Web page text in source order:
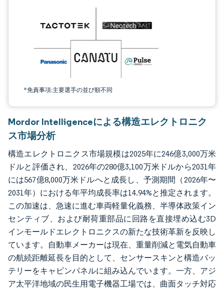
*免責事項:主要選手の並び順不同
Mordor Intelligenceによる構造エレクトロニク
ス市場分析
構造エレクトロニクス市場規模は2025年に246億3,000万米
ドルと評価され、2026年の280億3,100万米ドルから2031年
には567億8,000万米ドルへと成長し、予測期間（2026年〜
2031年）における年平均成長率は14.94%と推定されます。
この加速は、急速に進む車両軽量化義務、半導体政策イン
センティブ、および耐荷重部品に回路を直接埋め込む3D
インモールドエレクトロニクスの新たな技術革新を反映し
ています。自動車メーカーは現在、重量削減と電気自動車
の航続距離延長を目的として、センサースキンと構造バッ
テリーをキャビンパネルに組み込んでいます。一方、アジ
ア太平洋地域の民生用電子機器工場では、曲面タッチ対応